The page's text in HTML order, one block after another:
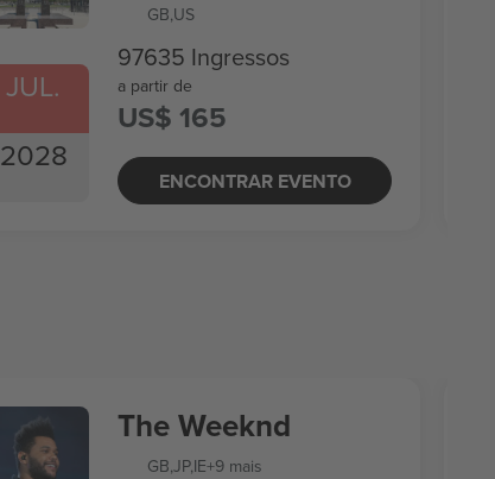
JUL.
2028
GB,US
97635 Ingressos
a partir de
US$ 165
ENCONTRAR EVENTO
The Weeknd
GB,JP,IE+9 mais